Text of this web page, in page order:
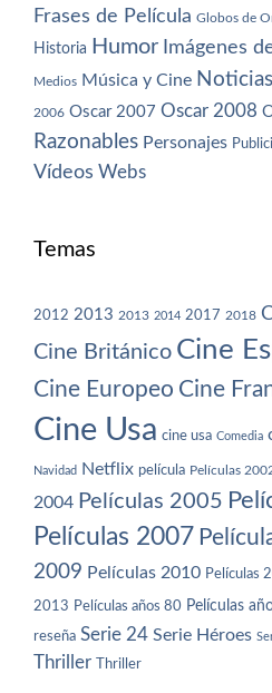
Frases de Película Globos de
Historia Humor Imágenes
Medios Música y Cine Noticias
2006 Oscar 2007 Oscar 2008
Razonables Personajes
Vídeos Webs
Temas
2012 2013 2013 2014 2017 2018
Cine Británico Cine
Cine Europeo Cine
Cine Usa cine usa Comedia
Navidad Netflix película Películas
2004 Películas 2005
Películas 2007
2009 Películas 2010 Películas
2013 Películas años 80 Películas
reseña Serie 24 Serie Héroes
Thriller Thriller